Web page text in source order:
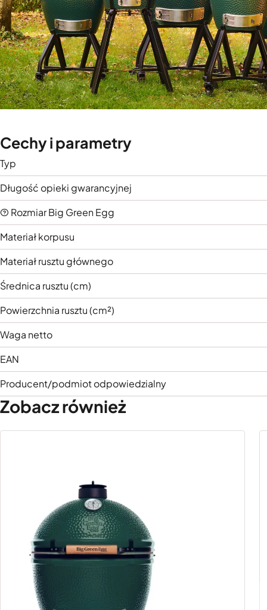
Cechy i parametry
Typ
Długość opieki gwarancyjnej
Rozmiar Big Green Egg
Materiał korpusu
Materiał rusztu głównego
Średnica rusztu (cm)
Powierzchnia rusztu (cm²)
Waga netto
EAN
Producent/podmiot odpowiedzialny
Zobacz również